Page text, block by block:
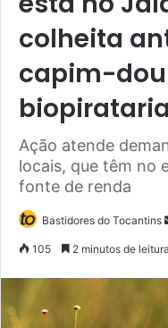
colheita
capim-
biopirataria
Ação atende
locais, que têm no
fonte de renda
Bastidores do Tocantins
105 2 minutos de leitura